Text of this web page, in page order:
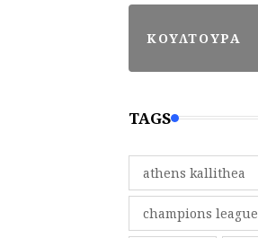
ΚΟΥΛΤΟΥΡΑ
TAGS
athens kallithea
champions league